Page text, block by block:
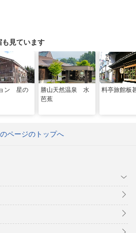
も見ています
ン 星の
勝山天然温泉 水
芭蕉
料亭旅館板
ページのトップへ